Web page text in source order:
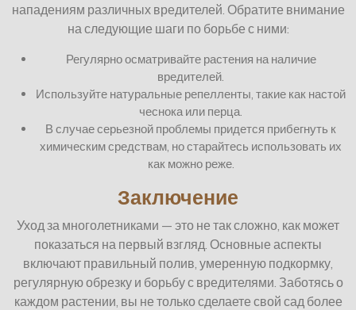
нападениям различных вредителей. Обратите внимание
на следующие шаги по борьбе с ними:
Регулярно осматривайте растения на наличие
вредителей.
Используйте натуральные репелленты, такие как настой
чеснока или перца.
В случае серьезной проблемы придется прибегнуть к
химическим средствам, но старайтесь использовать их
как можно реже.
Заключение
Уход за многолетниками — это не так сложно, как может
показаться на первый взгляд. Основные аспекты
включают правильный полив, умеренную подкормку,
регулярную обрезку и борьбу с вредителями. Заботясь о
каждом растении, вы не только сделаете свой сад более